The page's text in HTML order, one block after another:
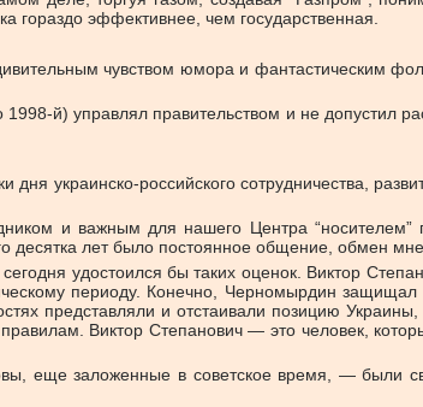
гораздо эффективнее, чем государственная.
чувством юмора и фантастическим
й) управлял правительством и не допустил
украинско-российского сотрудничества,
и важным для нашего Центра
десятка лет было постоянное общение, обмен
удостоился бы таких оценок. Виктор
периоду. Конечно, Черномырдин
представляли и отстаивали позицию Украины,
Виктор Степанович — это человек,
еще заложенные в советское время, — были